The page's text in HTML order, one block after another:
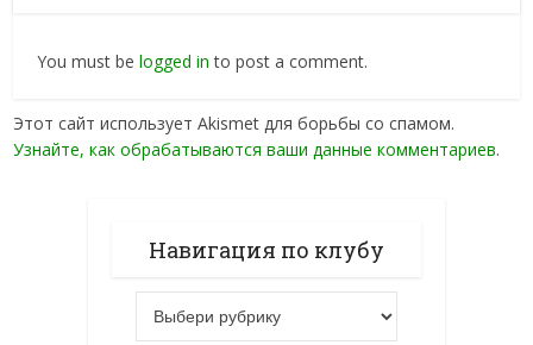
You must belogged in to post a comment.
Этот сайт использует Akismet для борьбы со спамом.
Узнайте, как обрабатываются ваши данные комментариев.
Навигация по клубу